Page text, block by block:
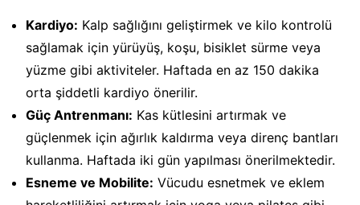
Kardiyo: Kalp sağlığını geliştirmek ve kilo kontrolü
sağlamak için yürüyüş, koşu, bisiklet sürme veya
yüzme gibi aktiviteler. Haftada en az 150 dakika
orta şiddetli kardiyo önerilir.
Güç Antrenmanı: Kas kütlesini artırmak ve
güçlenmek için ağırlık kaldırma veya direnç bantları
kullanma. Haftada iki gün yapılması önerilmektedir.
Esneme ve Mobilite: Vücudu esnetmek ve eklem